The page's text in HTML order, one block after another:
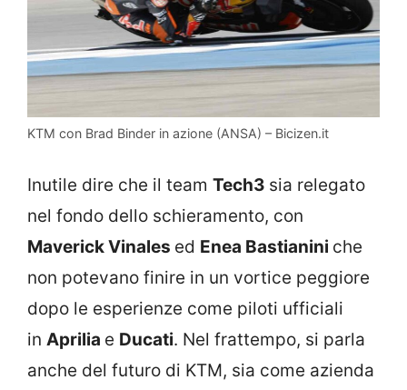
KTM con Brad Binder in azione (ANSA) – Bicizen.it
Inutile dire che il team Tech3 sia relegato
nel fondo dello schieramento, con
Maverick Vinales ed Enea Bastianini che
non potevano finire in un vortice peggiore
dopo le esperienze come piloti ufficiali
in Aprilia e Ducati. Nel frattempo, si parla
anche del futuro di KTM, sia come azienda